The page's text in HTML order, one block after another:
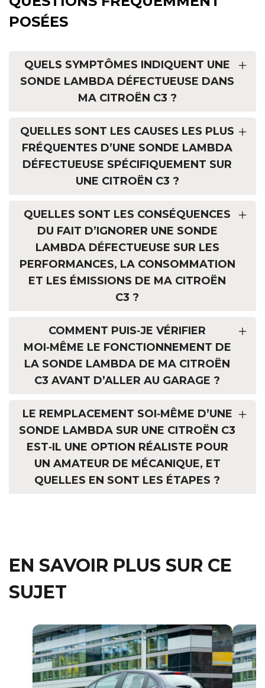
POSÉES
QUELS SYMPTÔMES INDIQUENT UNE
SONDE LAMBDA DÉFECTUEUSE DANS
MA CITROËN C3 ?
QUELLES SONT LES CAUSES LES PLUS
FRÉQUENTES D’UNE SONDE LAMBDA
DÉFECTUEUSE SPÉCIFIQUEMENT SUR
UNE CITROËN C3 ?
QUELLES SONT LES CONSÉQUENCES
DU FAIT D’IGNORER UNE SONDE
LAMBDA DÉFECTUEUSE SUR LES
PERFORMANCES, LA CONSOMMATION
ET LES ÉMISSIONS DE MA CITROËN
C3 ?
COMMENT PUIS‑JE VÉRIFIER
MOI‑MÊME LE FONCTIONNEMENT DE
LA SONDE LAMBDA DE MA CITROËN
C3 AVANT D’ALLER AU GARAGE ?
LE REMPLACEMENT SOI‑MÊME D’UNE
SONDE LAMBDA SUR UNE CITROËN C3
EST‑IL UNE OPTION RÉALISTE POUR
UN AMATEUR DE MÉCANIQUE, ET
QUELLES EN SONT LES ÉTAPES ?
EN SAVOIR PLUS SUR CE
SUJET